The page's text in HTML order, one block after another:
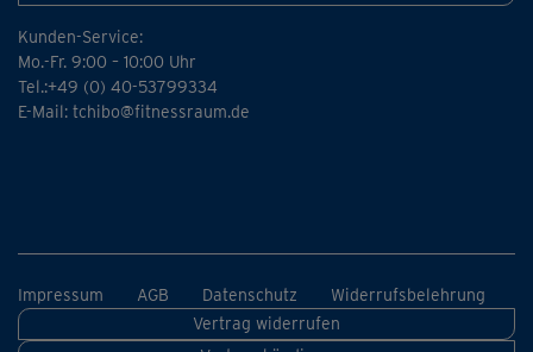
Kunden-Service:
Mo.-Fr. 9:00 – 10:00 Uhr
Tel.:+49 (0) 40-53799334
E-Mail: tchibo@fitnessraum.de
Impressum AGB Datenschutz
Widerrufsbelehrung
Vertrag widerrufen